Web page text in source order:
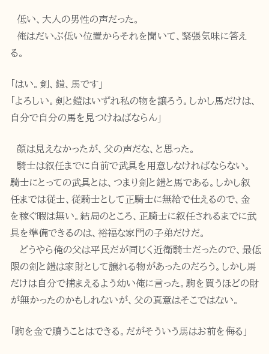
低い、大人の男性の声だった。
俺はだいぶ低い位置からそれを聞いて、緊張気味に答え
る。
「はい。剣、鎧、馬です」
「よろしい。剣と鎧はいずれ私の物を譲ろう。しかし馬だけは、
自分で自分の馬を見つけねばならん」
顔は見えなかったが、父の声だな、と思った。
騎士は叙任までに自前で武具を用意しなければならない。
騎士にとっての武具とは、つまり剣と鎧と馬である。しかし叙
任までは従士、従騎士として正騎士に無給で仕えるので、金
を稼ぐ暇は無い。結局のところ、正騎士に叙任されるまでに武
具を準備できるのは、裕福な家門の子弟だけだ。
どうやら俺の父は平民だが同じく近衛騎士だったので、最低
限の剣と鎧は家財として譲れる物があったのだろう。しかし馬
だけは自分で捕まえるよう幼い俺に言った。駒を買うほどの財
が無かったのかもしれないが、父の真意はそこではない。
「駒を金で贖うことはできる。だがそういう馬はお前を侮る」